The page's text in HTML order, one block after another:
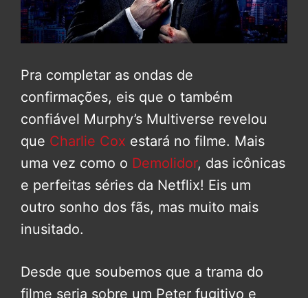
Pra completar as ondas de
confirmações, eis que o também
confiável Murphy’s Multiverse revelou
que Charlie Cox estará no filme. Mais
uma vez como o Demolidor, das icônicas
e perfeitas séries da Netflix! Eis um
outro sonho dos fãs, mas muito mais
inusitado.
Desde que soubemos que a trama do
filme seria sobre um Peter fugitivo e